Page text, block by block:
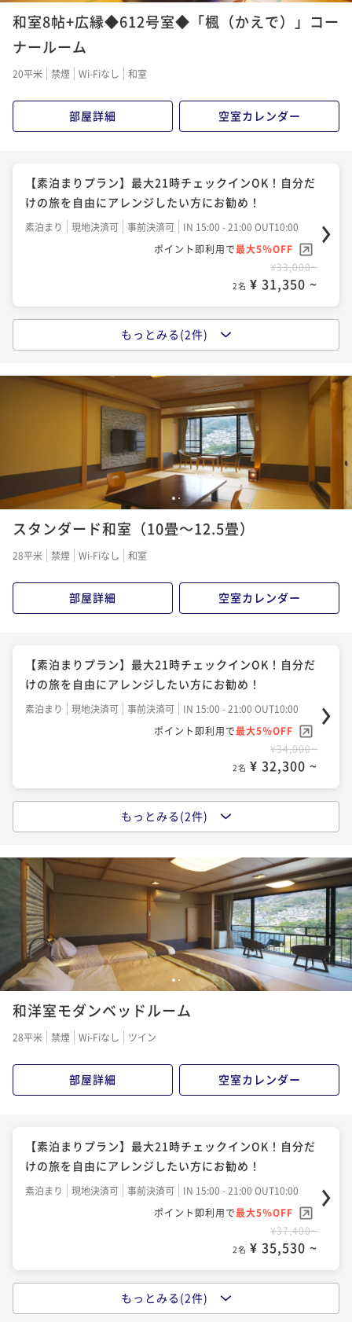
和室8帖+広縁◆612号室◆「楓（かえで）」コー
ナールーム
20平米 禁煙 Wi-Fiなし 和室
部屋詳細 空室カレンダー
【素泊まりプラン】最大21時チェックインOK！自分だ
けの旅を自由にアレンジしたい方にお勧め！
素泊まり 現地決済可 事前決済可
IN 15:00 - 21:00 OUT10:00
ポイント即利用で最大5％OFF
¥33,000~
2名 ¥ 31,350 ~
【1泊朝食付】湯河原で本物の手作りと食材にこだわ
朝食付き 現地決済可
IN 15:00 - 21:00 OUT10:00
ポイント即利用で最大5％OFF
2名 ¥ 37,620 ~
【スタンダード】◆金目鯛・あわびを味わう◆伊豆の
おばんざいを愉しむ献立
¥52,800~
2名 ¥ 50,160 ~
もっとみる(2件)
1 2
スタンダード和室（10畳～12.5畳）
28平米 禁煙 Wi-Fiなし 和室
部屋詳細 空室カレンダー
【素泊まりプラン】最大21時チェックインOK！自分だ
けの旅を自由にアレンジしたい方にお勧め！
素泊まり 現地決済可 事前決済可
IN 15:00 - 21:00 OUT10:00
ポイント即利用で最大5％OFF
¥34,000~
2名 ¥ 32,300 ~
【1泊朝食付】湯河原で本物の手作りと食材にこだわ
朝食付き 現地決済可 事前決済可
IN 15:00 - 21:00 OUT10:00
ポイント即利用で最大5％OFF
¥39,000~
2名 ¥ 37,050 ~
【スタンダード】◆金目鯛・あわびを味わう◆伊豆の
おばんざいを愉しむ献立
¥53,900~
2名 ¥ 51,205 ~
もっとみる(2件)
1 2
和洋室モダンベッドルーム
28平米 禁煙 Wi-Fiなし ツイン
部屋詳細 空室カレンダー
【素泊まりプラン】最大21時チェックインOK！自分だ
けの旅を自由にアレンジしたい方にお勧め！
素泊まり 現地決済可 事前決済可
IN 15:00 - 21:00 OUT10:00
ポイント即利用で最大5％OFF
¥37,400~
2名 ¥ 35,530 ~
【1泊朝食付】湯河原で本物の手作りと食材にこだわ
もっとみる(2件)